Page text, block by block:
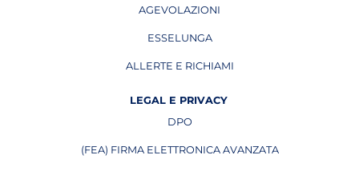
AGEVOLAZIONI
ESSELUNGA
APRE IN UNA NUOVA PAGINA
ALLERTE E RICHIAMI
APRE IN UNA NUOVA PAGINA
LEGAL E PRIVACY
DPO
APRE IN UNA NUOVA PAGINA
(FEA) FIRMA ELETTRONICA AVANZATA
APRE IN UNA NUOVA PAGINA